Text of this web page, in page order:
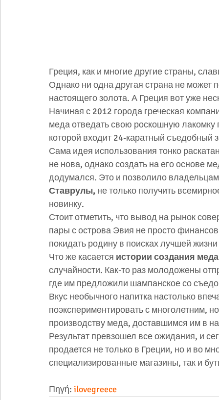
Греция, как и многие другие страны,
Однако ни одна другая страна не может
настоящего золота. А Греция вот уже
Начиная с 2012 города греческая
меда отведать свою роскошную
которой входит 24-каратный съедобный
Сама идея использования тонко
не нова, однако создать на его основе
додумался. Это и позволило
Ставрулы, не только получить
новинку.
Стоит отметить, что вывод на рынок
пары с острова Эвия не просто
покидать родину в поисках лучшей
Что же касается истории создания
случайности. Как-то раз молодожены
где им предложили шампанское со
Вкус необычного напитка настолько
поэкспериментировать с многолетним,
производству меда, доставшимся им в
Результат превзошел все ожидания, и
продается не только в Греции, но и во
специализированные магазины, так и
Πηγή: ilovegreece